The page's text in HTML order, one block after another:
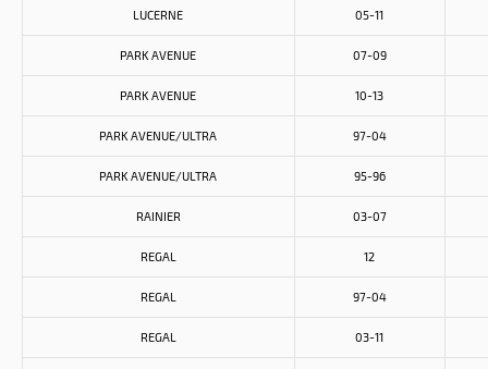
LUCERNE 05-11
PARK AVENUE 07-09
PARK AVENUE 10-13
PARK AVENUE/ULTRA 97-04
PARK AVENUE/ULTRA 95-96
RAINIER 03-07
REGAL 12
REGAL 97-04
REGAL 03-11